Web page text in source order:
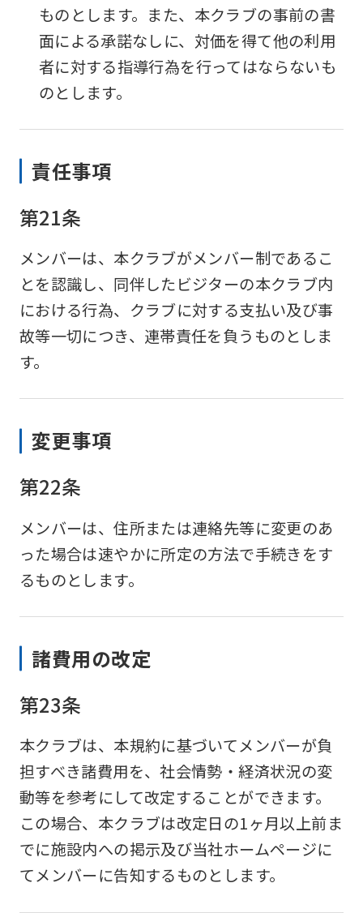
ものとします。また、本クラブの事前の書
面による承諾なしに、対価を得て他の利用
者に対する指導行為を行ってはならないも
のとします。
責任事項
第21条
メンバーは、本クラブがメンバー制であるこ
とを認識し、同伴したビジターの本クラブ内
における行為、クラブに対する支払い及び事
故等一切につき、連帯責任を負うものとしま
す。
変更事項
第22条
メンバーは、住所または連絡先等に変更のあ
った場合は速やかに所定の方法で手続きをす
るものとします。
諸費用の改定
第23条
本クラブは、本規約に基づいてメンバーが負
担すべき諸費用を、社会情勢・経済状況の変
動等を参考にして改定することができます。
この場合、本クラブは改定日の1ヶ月以上前ま
でに施設内への掲示及び当社ホームページに
てメンバーに告知するものとします。